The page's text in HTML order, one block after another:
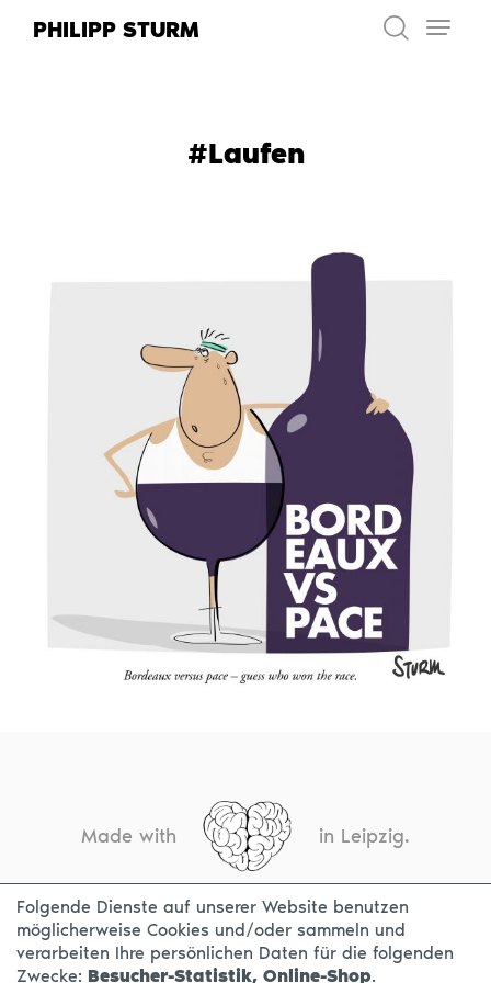
InhaltPHILIPP STURM
#Laufen
Made with in Leipzig.
KONTAKT IMPRESSUM DATENSCHUTZ
Folgende Dienste auf unserer Website benutzen
möglicherweise Cookies und/oder sammeln und
verarbeiten Ihre persönlichen Daten für die folgenden
Zwecke: Besucher-Statistik, Online-Shop.